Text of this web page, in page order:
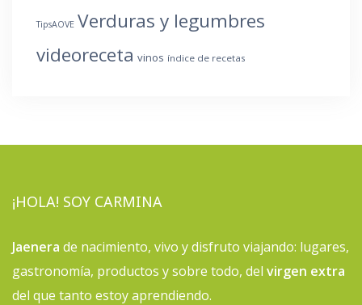
TipsAOVE Verduras y legumbres
videoreceta vinos índice de recetas
¡HOLA! SOY CARMINA
Jaenera de nacimiento, vivo y disfruto viajando: lugares,
gastronomía, productos y sobre todo, del virgen extra
del que tanto estoy aprendiendo.